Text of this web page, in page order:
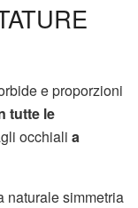
e proporzioni
tutte le
occhiali a
naturale simmetria